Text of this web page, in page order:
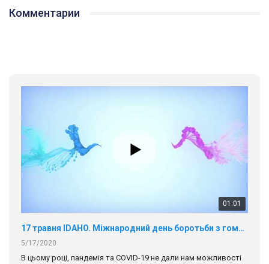
Комментарии
01:01
17 травня IDAHO. Міжнародний день боротьби з гомофобією трансфобією і біфобія.
5/17/2020
В цьому році, пандемія та COVІD-19 не дали нам можливості